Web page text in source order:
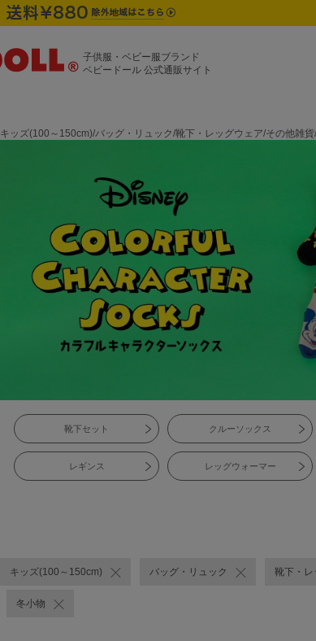
子供服・ベビー服ブランド
ベビードール 公式通販サイト
キッズ(100～150cm)/バッグ・リュック/靴下・レッグウェア/その他雑
靴下セット クルーソックス
レギンス レッグウォーマー
キッズ(100～150cm) バッグ・リュック 靴下・レ
冬小物